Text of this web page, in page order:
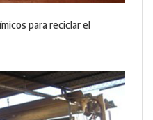
para reciclar el